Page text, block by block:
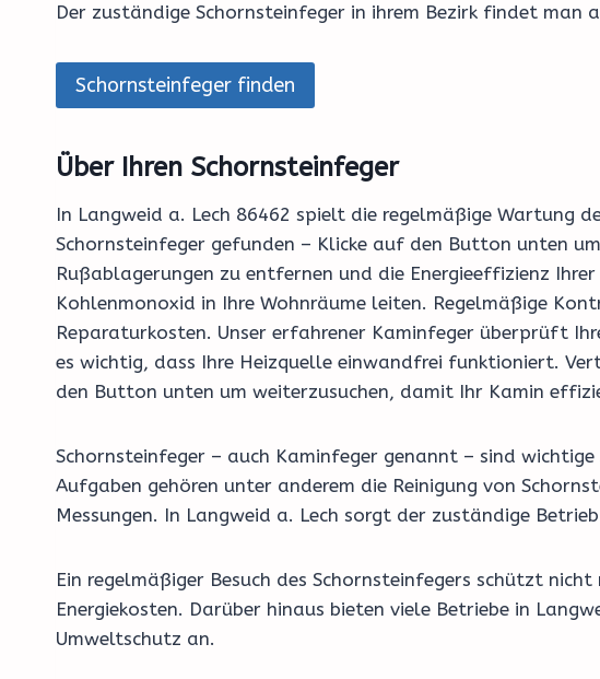
Der zuständige Schornsteinfeger in ihrem Bezirk findet man
Schornsteinfeger finden
Über Ihren Schornsteinfeger
In Langweid a. Lech 86462 spielt die regelmäßige Wartung
Schornsteinfeger gefunden – Klicke auf den Button unten
Rußablagerungen zu entfernen und die Energieeffizienz
Kohlenmonoxid in Ihre Wohnräume leiten. Regelmäßige
Reparaturkosten. Unser erfahrener Kaminfeger überprüft
es wichtig, dass Ihre Heizquelle einwandfrei funktioniert.
den Button unten um weiterzusuchen, damit Ihr Kamin
Schornsteinfeger – auch Kaminfeger genannt – sind
Aufgaben gehören unter anderem die Reinigung von
Messungen. In Langweid a. Lech sorgt der zuständige
Ein regelmäßiger Besuch des Schornsteinfegers schützt
Energiekosten. Darüber hinaus bieten viele Betriebe in
Umweltschutz an.